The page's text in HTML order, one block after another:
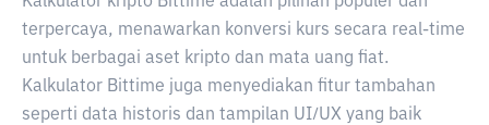
terpercaya, menawarkan konversi kurs secara real-time
untuk berbagai aset kripto dan mata uang fiat.
Kalkulator Bittime juga menyediakan fitur tambahan
seperti data historis dan tampilan UI/UX yang baik